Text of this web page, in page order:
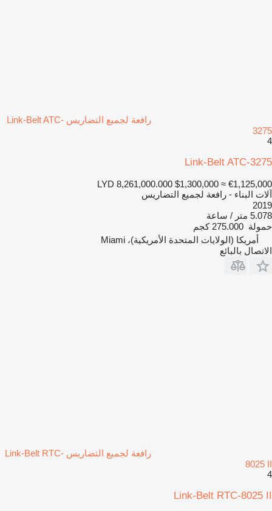
رافعة لجميع التضاريس Link-Belt ATC-
3275
4
Link-Belt ATC-3275
LYD 8,261,000.000 $1,300,000 ≈ €1,125,000
آلات البناء - رافعة لجميع التضاريس
2019
5.078 متر / ساعة
حمولة 275.000 كجم
أمريكا (الولايات المتحدة الأمريكية)، Miami
الاتصال بالبائع
رافعة لجميع التضاريس Link-Belt RTC-
8025 II
4
Link-Belt RTC-8025 II